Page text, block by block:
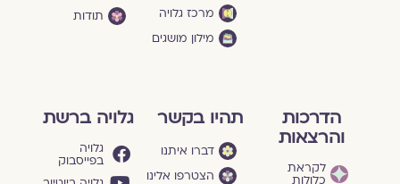
מרכז גלויה
מילון מושגים
תודות
הדרכות
והרצאות
לקראת
כלולות
תהיו בקשר
דברו איתנו
הצטרפו אלינו
גלויה ברשת
גלויה
בפייסבוק